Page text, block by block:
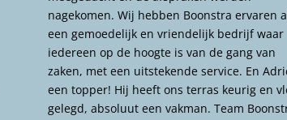
nagekomen. Wij hebben Boonstra ervaren
een gemoedelijk en vriendelijk bedrijf waar
iedereen op de hoogte is van de gang van
zaken, met een uitstekende service. En
een topper! Hij heeft ons terras keurig en
gelegd, absoluut een vakman. Team